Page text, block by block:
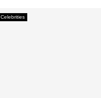
Celebrities